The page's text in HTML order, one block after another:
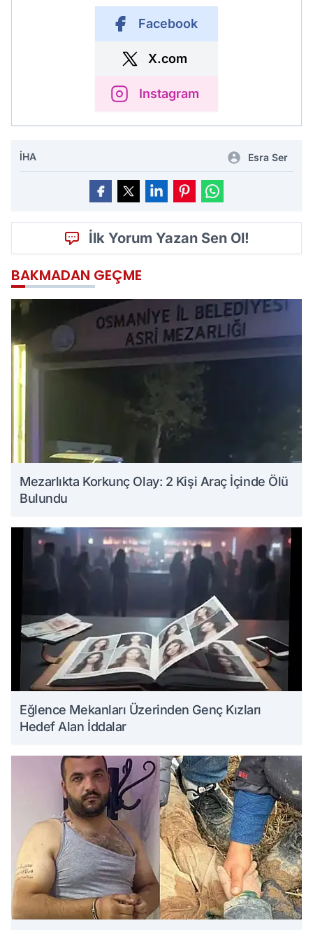
Facebook
X.com
Instagram
İHA Esra Ser
İlk Yorum Yazan Sen Ol!
BAKMADAN GEÇME
Mezarlıkta Korkunç Olay: 2 Kişi Araç İçinde Ölü
Bulundu
Eğlence Mekanları Üzerinden Genç Kızları
Hedef Alan İddalar